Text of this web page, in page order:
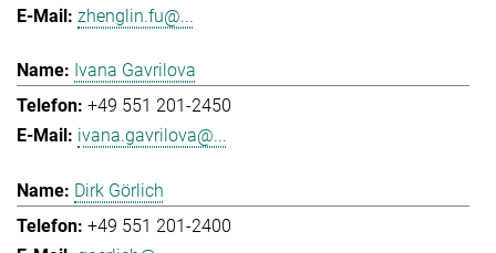
zhenglin.fu@...
Ivana Gavrilova
+49 551 201-2450
ivana.gavrilova@...
Dirk Görlich
+49 551 201-2400